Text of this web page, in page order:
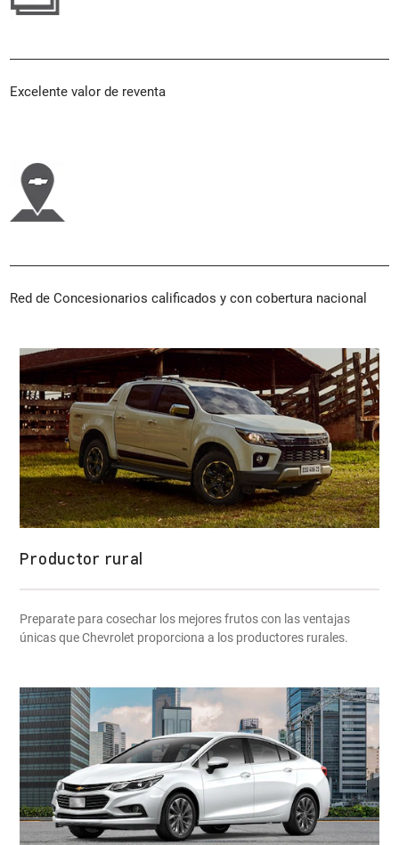
Excelente valor de reventa
Red de Concesionarios calificados y con cobertura nacional
Productor rural
Preparate para cosechar los mejores frutos con las ventajas
únicas que Chevrolet proporciona a los productores rurales.